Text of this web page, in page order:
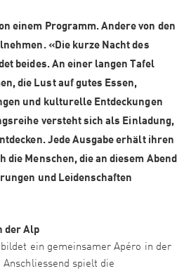
einem Programm. Andere von den
«Die kurze Nacht des
beides. An einer langen Tafel
die Lust auf gutes Essen,
und kulturelle Entdeckungen
versteht sich als Einladung,
Jede Ausgabe erhält ihren
die Menschen, die an diesem Abend
und Leidenschaften
der Alp
ein gemeinsamer Apéro in der
Anschliessend spielt die